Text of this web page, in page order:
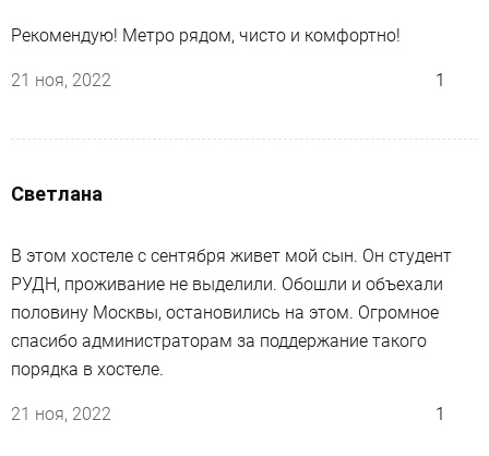
Рекомендую! Метро рядом, чисто и комфортно!
21 ноя, 2022 1
Светлана
В этом хостеле с сентября живет мой сын. Он студент
РУДН, проживание не выделили. Обошли и объехали
половину Москвы, остановились на этом. Огромное
спасибо администраторам за поддержание такого
порядка в хостеле.
21 ноя, 2022 1